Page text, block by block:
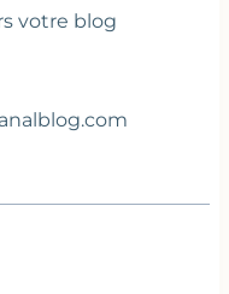
votre blog